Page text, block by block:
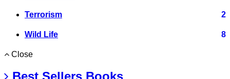
Terrorism 2
Wild Life 8
Close
Best Sellers Books